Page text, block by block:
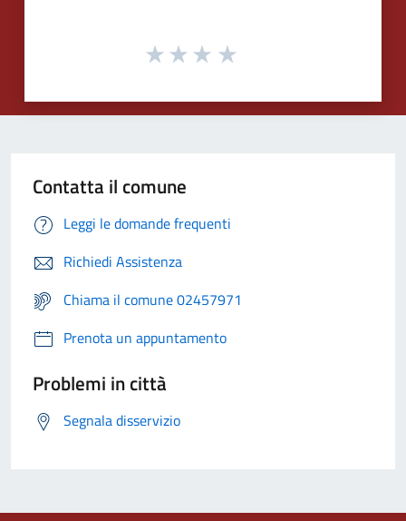
Contatta il comune
Leggi le domande frequenti
Richiedi Assistenza
Chiama il comune 02457971
Prenota un appuntamento
Problemi in città
Segnala disservizio